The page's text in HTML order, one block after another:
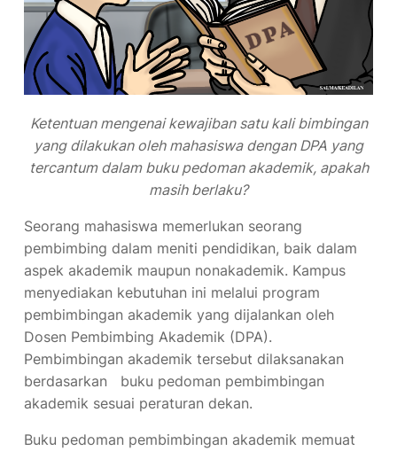
Ketentuan mengenai kewajiban satu kali bimbingan
yang dilakukan oleh mahasiswa dengan DPA yang
tercantum dalam buku pedoman akademik, apakah
masih berlaku?
Seorang mahasiswa memerlukan seorang
pembimbing dalam meniti pendidikan, baik dalam
aspek akademik maupun nonakademik. Kampus
menyediakan kebutuhan ini melalui program
pembimbingan akademik yang dijalankan oleh
Dosen Pembimbing Akademik (DPA).
Pembimbingan akademik tersebut dilaksanakan
berdasarkan buku pedoman pembimbingan
akademik sesuai peraturan dekan.
Buku pedoman pembimbingan akademik memuat